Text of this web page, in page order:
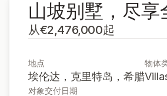
山坡别墅，尽享
从€2,476,000起
地点
埃伦达，克里特岛，希腊
物体
对象交付日期